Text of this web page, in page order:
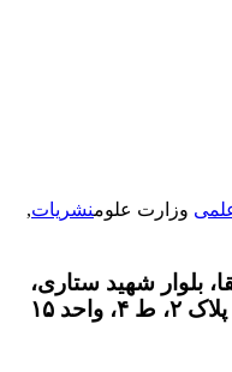
وزارت علومنشریات,
بلوار شهید ستاری،
۱۵